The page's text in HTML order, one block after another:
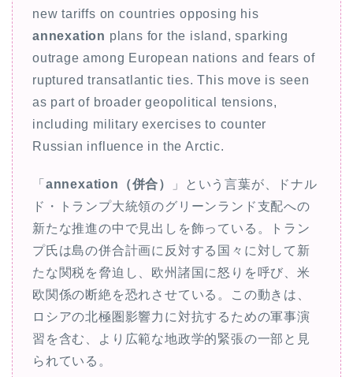
new tariffs on countries opposing his
annexation plans for the island, sparking
outrage among European nations and fears of
ruptured transatlantic ties. This move is seen
as part of broader geopolitical tensions,
including military exercises to counter
Russian influence in the Arctic.
「 annexation（併合）
」という言葉が、ドナル
ド・トランプ大統領のグリーンランド支配への
新たな推進の中で見出しを飾っている。トラン
プ氏は島の併合計画に反対する国々に対して新
たな関税を脅迫し、欧州諸国に怒りを呼び、米
欧関係の断絶を恐れさせている。この動きは、
ロシアの北極圏影響力に対抗するための軍事演
習を含む、より広範な地政学的緊張の一部と見
られている。